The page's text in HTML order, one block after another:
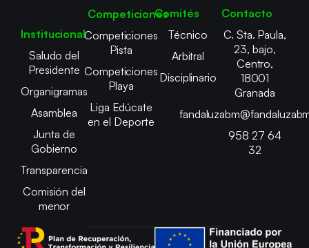
Institucional
Saludo del
Presidente
Organigramas
Asamblea
Junta de
Gobierno
Transparencia
Comisión del
menor
Competiciones
Competiciones
Pista
Competiciones
Playa
Liga Edúcate
en el Deporte
Comités
Técnico
Arbitral
Disciplinario
Contacto
C. Sta. Paula,
23, bajo,
Centro,
18001
Granada
958 27 64
32